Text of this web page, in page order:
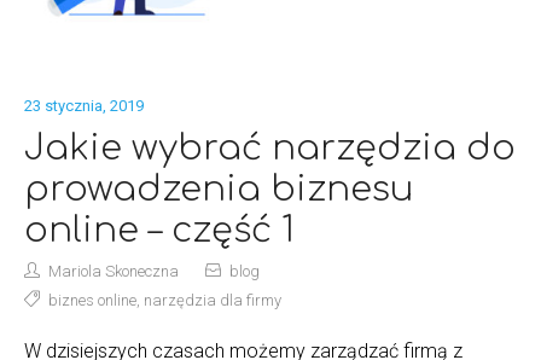
23 stycznia, 2019
Jakie wybrać narzędzia do
prowadzenia biznesu
online – część 1
Mariola Skoneczna
blog
biznes online, narzędzia dla firmy
W dzisiejszych czasach możemy zarządzać firmą z